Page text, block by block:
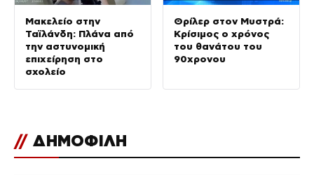
Μακελείο στην
Ταϊλάνδη: Πλάνα από
την αστυνομική
επιχείρηση στο
σχολείο
Θρίλερ στον Μυστρά:
Κρίσιμος ο χρόνος
του θανάτου του
90χρονου
// ΔΗΜΟΦΙΛΗ